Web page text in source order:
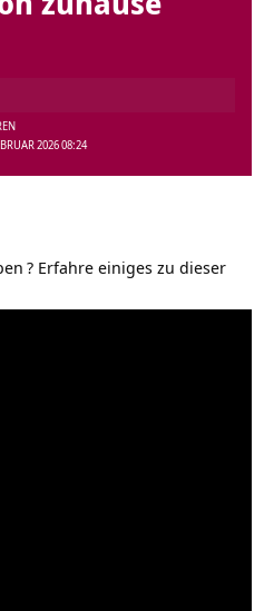
2026 08:24
? Erfahre einiges zu dieser